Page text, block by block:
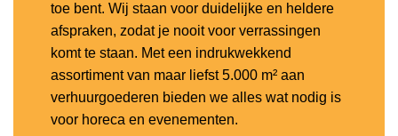
toe bent. Wij staan voor duidelijke en heldere
afspraken, zodat je nooit voor verrassingen
komt te staan. Met een indrukwekkend
assortiment van maar liefst 5.000 m² aan
verhuurgoederen bieden we alles wat nodig is
voor horeca en evenementen.